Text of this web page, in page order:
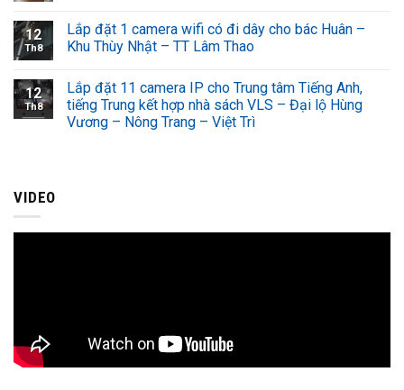
12
Th8
Lắp đặt 1 camera wifi có đi dây cho bác Huân –
Khu Thùy Nhật – TT Lâm Thao
12
Th8
Lắp đặt 11 camera IP cho Trung tâm Tiếng Anh,
tiếng Trung kết hợp nhà sách VLS – Đại lộ Hùng
Vương – Nông Trang – Việt Trì
VIDEO